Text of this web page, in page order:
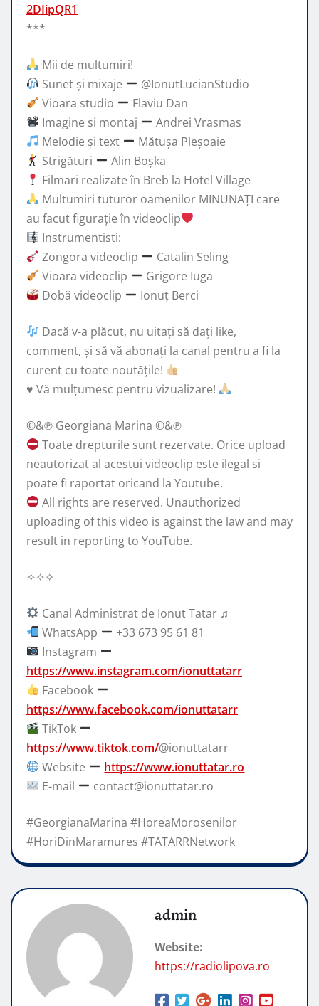
2DIipQR1
***
Mii de multumiri!
Sunet și mixaje
@IonutLucianStudio
Vioara studio
Flaviu Dan
Imagine si montaj
Andrei Vrasmas
Melodie și text
Mătușa Pleșoaie
Strigături
Alin Boșka
Filmari realizate în Breb la Hotel Village
Multumiri tuturor oamenilor MINUNAȚI care
au facut figurație în videoclip
Instrumentisti:
Zongora videoclip
Catalin Seling
Vioara videoclip
Grigore Iuga
Dobă videoclip
Ionuț Berci
Dacă v-a plăcut, nu uitați să dați like,
comment, și să vă abonați la canal pentru a fi la
curent cu toate noutățile!
♥️ Vă mulțumesc pentru vizualizare!
©&℗ Georgiana Marina ©&℗
Toate drepturile sunt rezervate. Orice upload
neautorizat al acestui videoclip este ilegal si
poate fi raportat oricand la Youtube.
All rights are reserved. Unauthorized
uploading of this video is against the law and may
result in reporting to YouTube.
✧✧✧
Canal Administrat de Ionut Tatar ♫
WhatsApp
+33 673 95 61 81
Instagram
https://www.instagram.com/ionuttatarr
Facebook
https://www.facebook.com/ionuttatarr
TikTok
https://www.tiktok.com/@ionuttatarr
Website
https://www.ionuttatar.ro
E-mail
contact@ionuttatar.ro
#GeorgianaMarina #HoreaMorosenilor
#HoriDinMaramures #TATARRNetwork
admin
Website:
https://radiolipova.ro